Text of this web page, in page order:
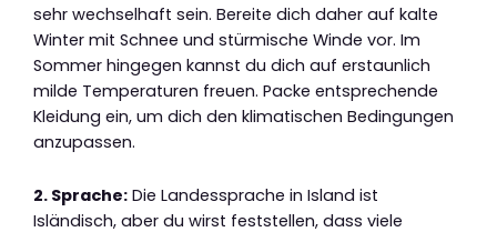
sehr wechselhaft sein. Bereite dich daher auf kalte
Winter mit Schnee und stürmische Winde vor. Im
Sommer hingegen kannst du dich auf erstaunlich
milde Temperaturen freuen. Packe entsprechende
Kleidung ein, um dich den klimatischen Bedingungen
anzupassen.
2. Sprache: Die Landessprache in Island ist
Isländisch, aber du wirst feststellen, dass viele